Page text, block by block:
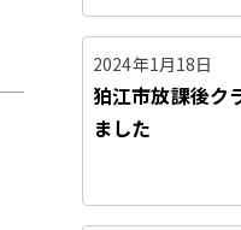
2024年1月18日
狛江市放課後ク
ました